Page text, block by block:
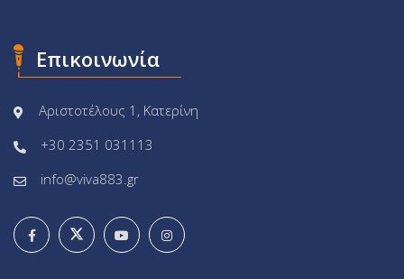
Επικοινωνία
Αριστοτέλους 1, Κατερίνη
+30 2351 031113
info@viva883.gr